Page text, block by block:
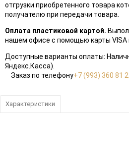
отгрузки приобретенного товара
получателю при передачи товара.
Оплата пластиковой картой.
нашем офисе с помощью карты VISA
Доступные варианты оплаты:
Яндекс.Касса).
Заказ по телефону+7 (993) 360 81
Характеристики